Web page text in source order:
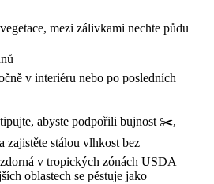
mezi zálivkami nechte půdu
v interiéru nebo po posledních
abyste podpořili bujnost ✂️,
zajistěte stálou vlhkost bez
v tropických zónách USDA
oblastech se pěstuje jako